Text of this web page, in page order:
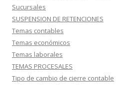
Sucursales
SUSPENSION DE RETENCIONES
Temas contables
Temas económicos
Temas laborales
TEMAS PROCESALES
Tipo de cambio de cierre contable